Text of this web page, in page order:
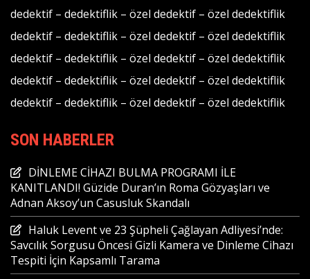
dedektif – dedektiflik – özel dedektif – özel dedektiflik
dedektif – dedektiflik – özel dedektif – özel dedektiflik
dedektif – dedektiflik – özel dedektif – özel dedektiflik
dedektif – dedektiflik – özel dedektif – özel dedektiflik
dedektif – dedektiflik – özel dedektif – özel dedektiflik
SON HABERLER
DİNLEME CİHAZI BULMA PROGRAMI İLE
KANITLANDI! Güzide Duran’ın Roma Gözyaşları ve
Adnan Aksoy’un Casusluk Skandalı
Haluk Levent ve 23 Şüpheli Çağlayan Adliyesi’nde:
Savcılık Sorgusu Öncesi Gizli Kamera ve Dinleme Cihazı
Tespiti İçin Kapsamlı Tarama